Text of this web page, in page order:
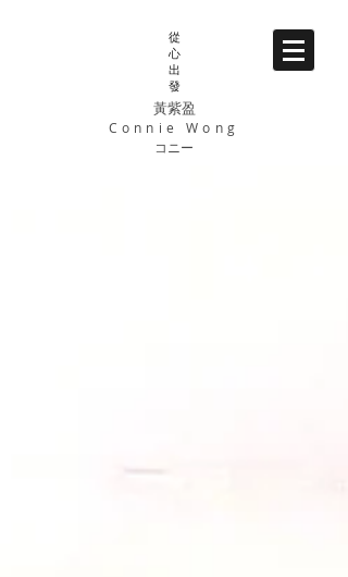
從
心
出
發
黃紫盈
Connie Wong
コニー